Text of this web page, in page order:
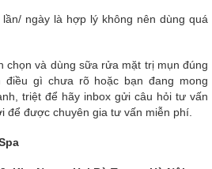
ngày là hợp lý không nên dùng quá
chọn và dùng sữa rửa mặt trị mụn đúng
điều gì chưa rõ hoặc bạn đang mong
triệt để hãy inbox gửi câu hỏi tư vấn
để được chuyên gia tư vấn miễn phí.